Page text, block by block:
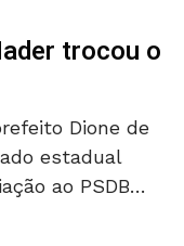
trocou o
Dione de
estadual
ao PSDB